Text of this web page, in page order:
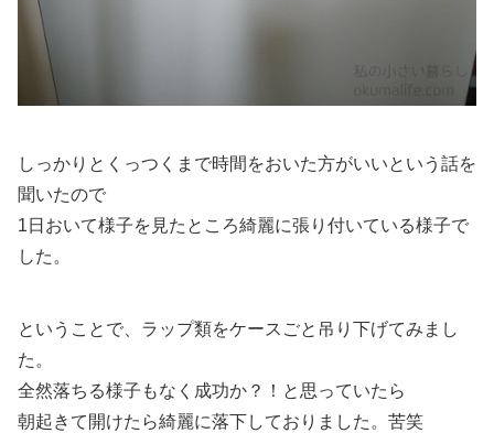
しっかりとくっつくまで時間をおいた方がいいという話を
聞いたので
1日おいて様子を見たところ綺麗に張り付いている様子で
した。
ということで、ラップ類をケースごと吊り下げてみまし
た。
全然落ちる様子もなく成功か？！と思っていたら
朝起きて開けたら綺麗に落下しておりました。苦笑